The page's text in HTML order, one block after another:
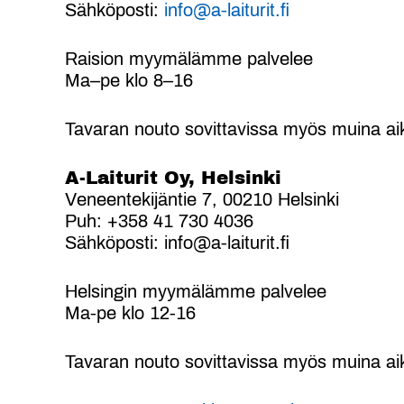
Sähköposti: info@a-laiturit.fi
Raision myymälämme palvelee
Ma–pe klo 8–16
Tavaran nouto sovittavissa myös muina
A-Laiturit Oy, Helsinki
Veneentekijäntie 7, 00210 Helsinki
Puh: +358 41 730 4036
Sähköposti: info@a-laiturit.fi
Helsingin myymälämme palvelee
Ma-pe klo 12-16
Tavaran nouto sovittavissa myös muina